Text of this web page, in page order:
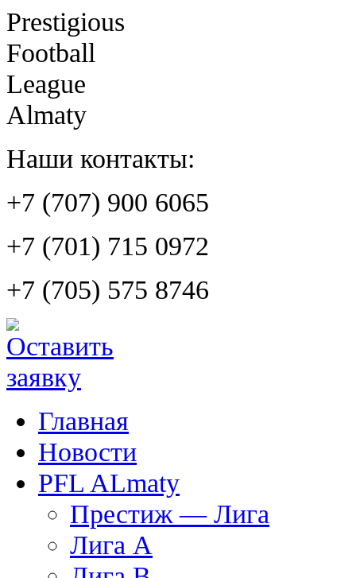
Prestigious
Football
League
Almaty
Наши контакты:
+7 (707) 900 6065
+7 (701) 715 0972
+7 (705) 575 8746
Главная
Новости
PFL ALmaty
Престиж — Лига
Лига А